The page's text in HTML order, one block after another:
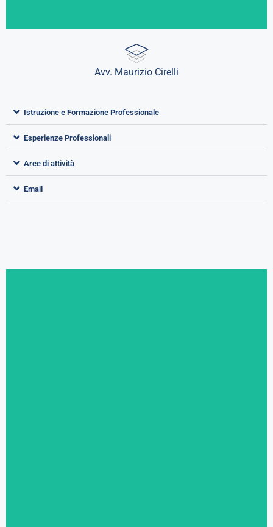
Avv. Maurizio Cirelli
Istruzione e Formazione Professionale
Esperienze Professionali
Aree di attività
Email